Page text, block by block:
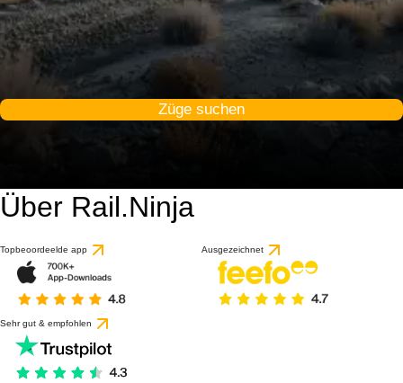
Züge suchen
Über Rail.Ninja
Topbeoordeelde app Ausgezeichnet
Sehr gut & empfohlen